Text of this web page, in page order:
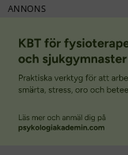
ANNONS